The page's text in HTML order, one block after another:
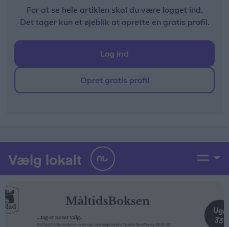
For at se hele artiklen skal du være logget ind.
Det tager kun et øjeblik at oprette en gratis profil.
Log ind
Opret gratis profil